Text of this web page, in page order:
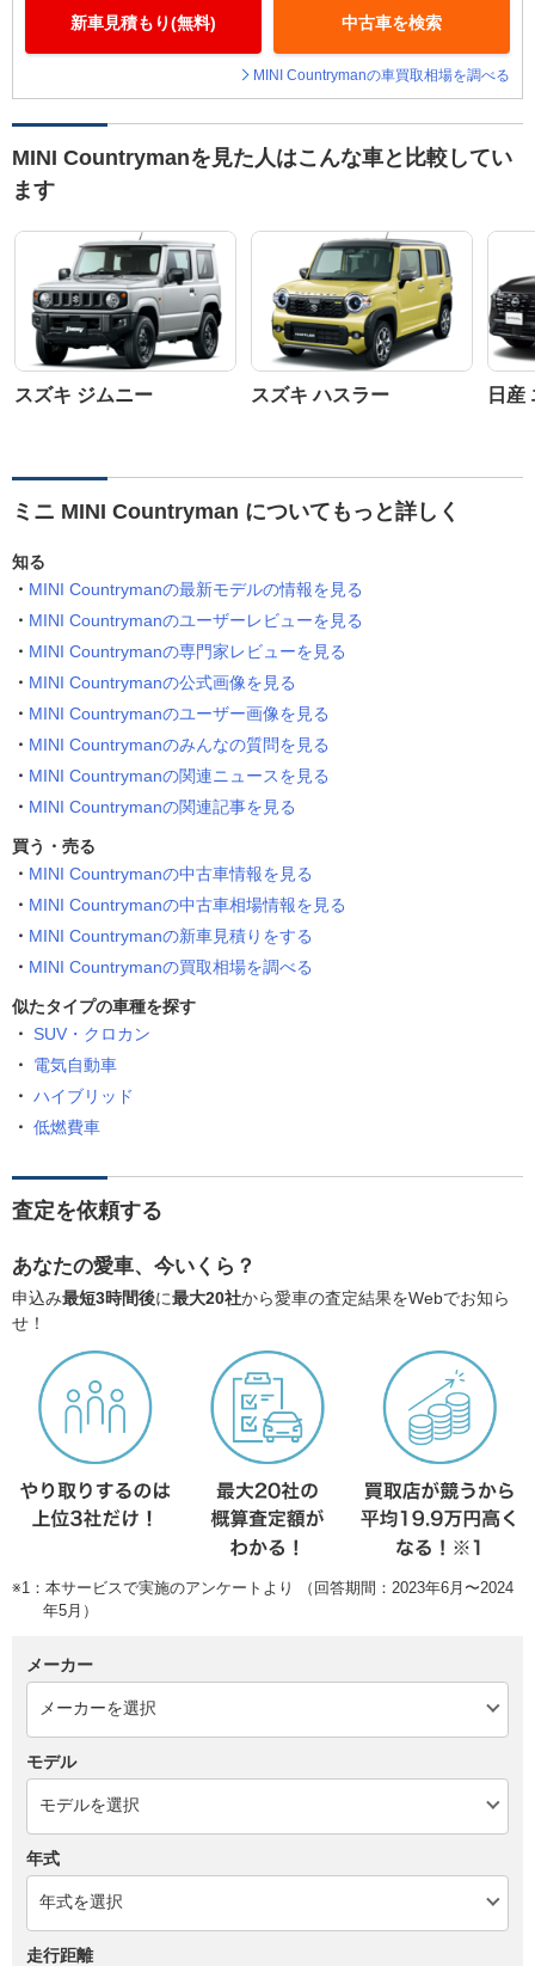
新車見積もり(無料) 中古車を検索
MINI Countrymanの車買取相場を調べる
MINI Countrymanを見た人はこんな車と比較してい
ます
スズキ ジムニー スズキ ハスラー 日産
ミニ MINI Countryman についてもっと詳しく
知る
MINI Countrymanの最新モデルの情報を見る
MINI Countrymanのユーザーレビューを見る
MINI Countrymanの専門家レビューを見る
MINI Countrymanの公式画像を見る
MINI Countrymanのユーザー画像を見る
MINI Countrymanのみんなの質問を見る
MINI Countrymanの関連ニュースを見る
MINI Countrymanの関連記事を見る
買う・売る
MINI Countrymanの中古車情報を見る
MINI Countrymanの中古車相場情報を見る
MINI Countrymanの新車見積りをする
MINI Countrymanの買取相場を調べる
似たタイプの車種を探す
SUV・クロカン
電気自動車
ハイブリッド
低燃費車
査定を依頼する
あなたの愛車、今いくら？
申込み最短3時間後に最大20社から愛車の査定結果をWebでお知ら
せ！
※1：本サービスで実施のアンケートより （回答期間：2023年6月〜2024
年5月）
メーカー
モデル
年式
走行距離